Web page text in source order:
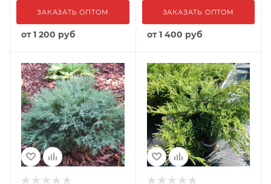
ЗАКАЗАТЬ ОПТОМ
от1 200 руб
ЗАКАЗАТЬ ОПТОМ
от1 400 руб